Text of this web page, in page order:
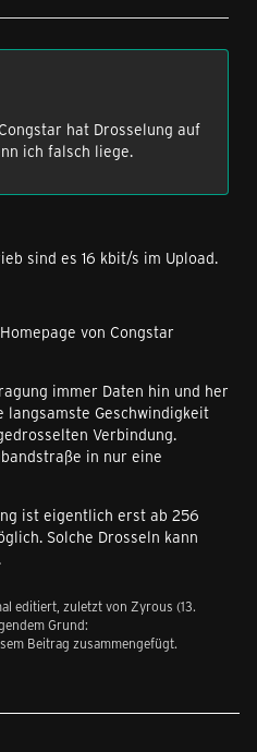
hat Drosselung auf
ich falsch liege.
sind es 16 kbit/s im Upload.
von Congstar
immer Daten hin und her
Geschwindigkeit
Verbindung.
in nur eine
ist eigentlich erst ab 256
Solche Drosseln kann
editiert, zuletzt von Zyrous (13.
Grund:
Beitrag zusammengefügt.